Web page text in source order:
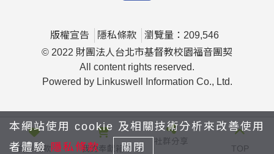
版權宣告 隱私條款
瀏覽量：209,546
© 2022 財團法人台北市基督教校園福音團契
All content rights reserved.
Powered by Linkuswell Information Co., Ltd.
我要捐款 我的奉獻箱
社群分享
TOP
本網站使用 cookie 及相關技術分析來改善使用
者體驗 隱私條款 關閉